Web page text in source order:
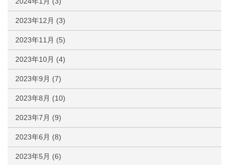
2023年12月 (3)
2023年11月 (5)
2023年10月 (4)
2023年9月 (7)
2023年8月 (10)
2023年7月 (9)
2023年6月 (8)
2023年5月 (6)